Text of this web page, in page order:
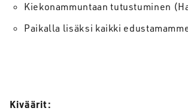
Kiekonammuntaan tutustuminen
Paikalla lisäksi kaikki
Kiväärit: